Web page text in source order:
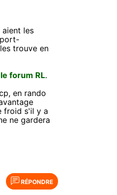
les
trouve en
forum RL.
en rando
froid s'il y a
ne gardera
RÉPONDRE